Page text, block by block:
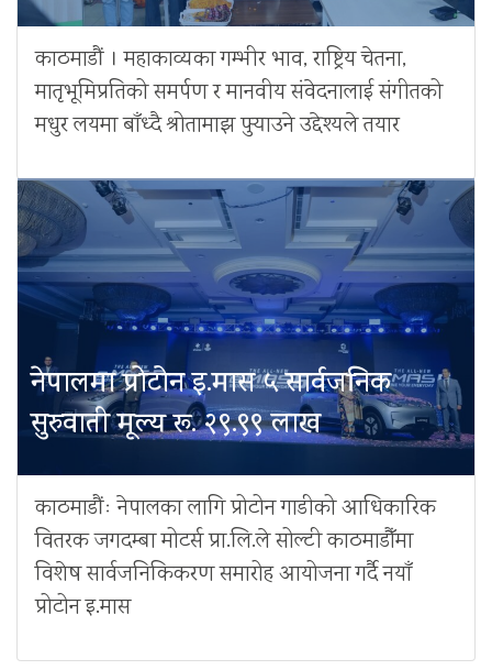
काठमाडौं । महाकाव्यका गम्भीर भाव, राष्ट्रिय चेतना,
मातृभूमिप्रतिको समर्पण र मानवीय संवेदनालाई संगीतको
मधुर लयमा बाँध्दै श्रोतामाझ पुर्‍याउने उद्देश्यले तयार
नेपालमा प्रोटोन इ.मास ५ सार्वजनिक
सुरुवाती मूल्य रू. २९.९९ लाख
काठमाडौंः नेपालका लागि प्रोटोन गाडीको आधिकारिक
वितरक जगदम्बा मोटर्स प्रा.लि.ले सोल्टी काठमाडौँमा
विशेष सार्वजनिकिकरण समारोह आयोजना गर्दै नयाँ
प्रोटोन इ.मास